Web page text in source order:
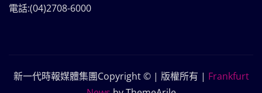
電話:(04)2708-6000
新一代時報媒體集團Copyright © | 版權所有 | Frankfurt